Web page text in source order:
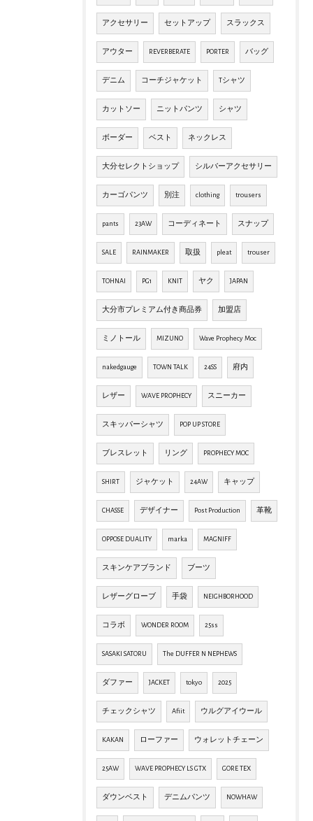
アクセサリー セットアップ スラックス
アウター REVERBERATE PORTER バッグ
デニム コーチジャケット Tシャツ
カットソー ニットパンツ シャツ
ボーダー ベスト ネックレス
大分セレクトショップ シルバーアクセサリー
カーゴパンツ 別注 clothing trousers
pants 23AW コーディネート スナップ
SALE RAINMAKER 取扱 pleat trouser
TOHNAI PG1 KNIT ヤク JAPAN
大分市プレミアム付き商品券 加盟店
ミノトール MIZUNO Wave Prophecy Moc
nakedgauge TOWN TALK 24SS 府内
レザー WAVE PROPHECY スニーカー
スキッパーシャツ POP UP STORE
ブレスレット リング PROPHECY MOC
SHIRT ジャケット 24AW キャップ
CHASSE デザイナー Post Production 革靴
OPPOSE DUALITY marka MAGNIFF
スキンケアブランド ブーツ
レザーグローブ 手袋 NEIGHBORHOOD
コラボ WONDER ROOM 25ss
SASAKI SATORU The DUFFER N NEPHEWS
ダファー JACKET tokyo 2025
チェックシャツ Afiit ウルグアイウール
KAKAN ローファー ウォレットチェーン
25AW WAVE PROPHECY LS GTX GORE TEX
ダウンベスト デニムパンツ NOWHAW